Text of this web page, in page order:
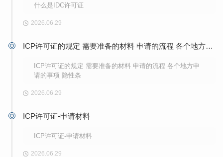
什么是IDC许可证
2026.06.29
ICP许可证的规定 需要准备的材料 申请的流程 各个地方申请的事项 隐性条
ICP许可证的规定 需要准备的材料 申请的流程 各个地方申
请的事项 隐性条
2026.06.29
ICP许可证-申请材料
ICP许可证-申请材料
2026.06.29